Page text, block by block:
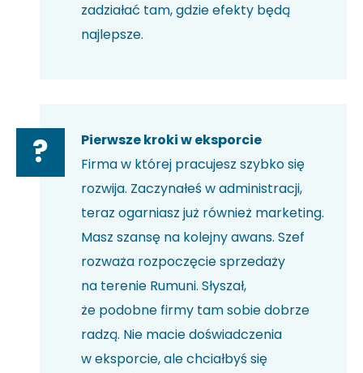
zadziałać tam, gdzie efekty będą
najlepsze.
?
Pierwsze kroki w eksporcie
Firma w której pracujesz szybko się
rozwija. Zaczynałeś w administracji,
teraz ogarniasz już również marketing.
Masz szansę na kolejny awans. Szef
rozważa rozpoczęcie sprzedaży
na terenie Rumuni. Słyszał,
że podobne firmy tam sobie dobrze
radzą. Nie macie doświadczenia
w eksporcie, ale chciałbyś się